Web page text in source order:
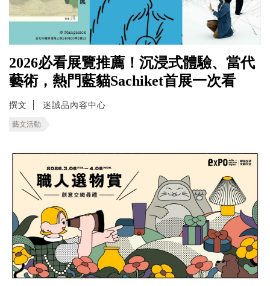
2026必看展覽推薦！沉浸式體驗、當代
藝術，熱門藍貓Sachiket首展一次看
撰文 迷誠品內容中心
藝文活動